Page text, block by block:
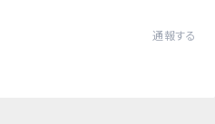
通報する